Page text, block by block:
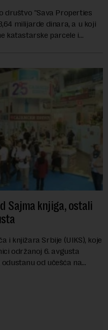
društvo "Sava Properties
milijarde dinara, a u koji
katastarske parcele i
Sajma knjiga, ostali
i knjižara Srbije (UIKS), koje
održanoj 6. avgusta
od učešća na